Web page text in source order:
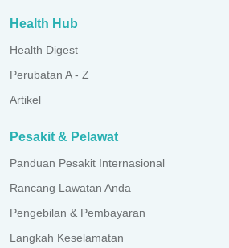
Health Hub
Health Digest
Perubatan A - Z
Artikel
Pesakit & Pelawat
Panduan Pesakit Internasional
Rancang Lawatan Anda
Pengebilan & Pembayaran
Langkah Keselamatan